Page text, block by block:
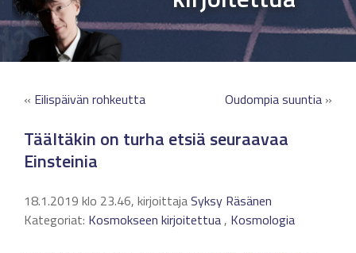
« Eilispäivän rohkeutta Oudompia suuntia »
Täältäkin on turha etsiä seuraavaa
Einsteinia
18.1.2019 klo 23.46, kirjoittajaSyksy Räsänen
Kategoriat: Kosmokseen kirjoitettua, Kosmologia